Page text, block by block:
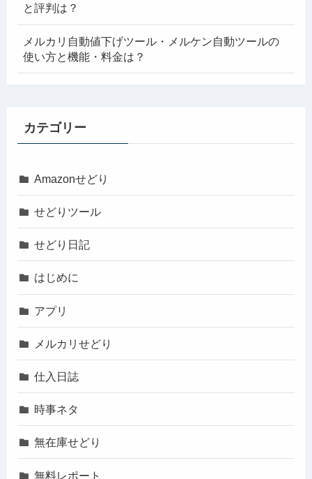
と評判は？
メルカリ自動値下げツール・メルケン自動ツールの
使い方と機能・料金は？
カテゴリー
Amazonせどり
せどりツール
せどり日記
はじめに
アプリ
メルカリせどり
仕入日誌
時事ネタ
無在庫せどり
無料レポート